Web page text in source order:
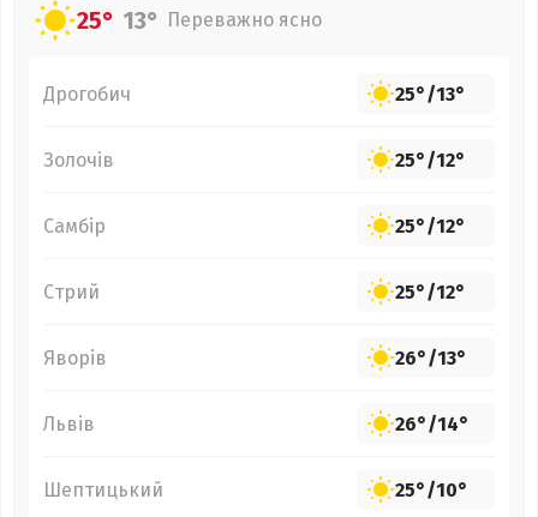
25° 13° Переважно ясно
Дрогобич 25°/13°
Золочів 25°/12°
Самбір 25°/12°
Стрий 25°/12°
Яворів 26°/13°
Львів 26°/14°
Шептицький 25°/10°